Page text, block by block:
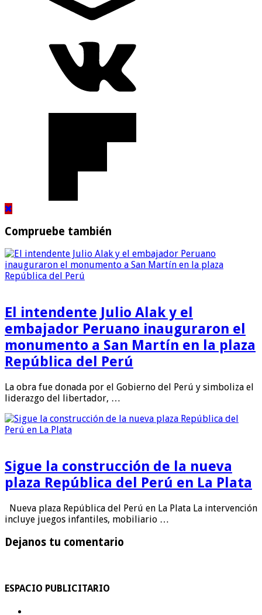
Compruebe también
El intendente Julio Alak y el
embajador Peruano inauguraron el
monumento a San Martín en la plaza
República del Perú
La obra fue donada por el Gobierno del Perú y simboliza el
liderazgo del libertador, …
Sigue la construcción de la nueva
plaza República del Perú en La Plata
Nueva plaza República del Perú en La Plata La intervención
incluye juegos infantiles, mobiliario …
Dejanos tu comentario
ESPACIO PUBLICITARIO